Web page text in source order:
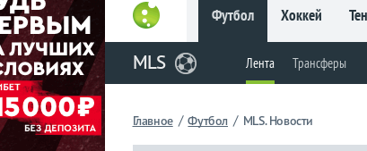
Футбол Хоккей
MLS Лента Трансферы
Главное / Футбол / MLS. Новости
Футбол
MLS
Лента